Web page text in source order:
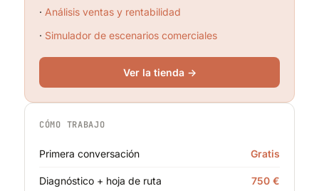
· Análisis ventas y rentabilidad
· Simulador de escenarios comerciales
Ver la tienda →
CÓMO TRABAJO
Primera conversación Gratis
Diagnóstico + hoja de ruta 750 €